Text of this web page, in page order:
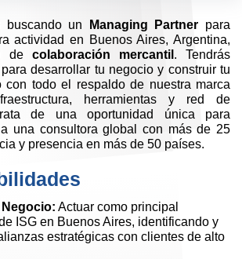
buscando un Managing Partner para
actividad en Buenos Aires, Argentina,
de colaboración mercantil . Tendrás
desarrollar tu negocio y construir tu
con todo el respaldo de nuestra marca
herramientas y red de
de una oportunidad única para
una consultora global con más de 25
y presencia en más de 50 países.
Actuar como principal
ISG en Buenos Aires, identificando y
estratégicas con clientes de alto